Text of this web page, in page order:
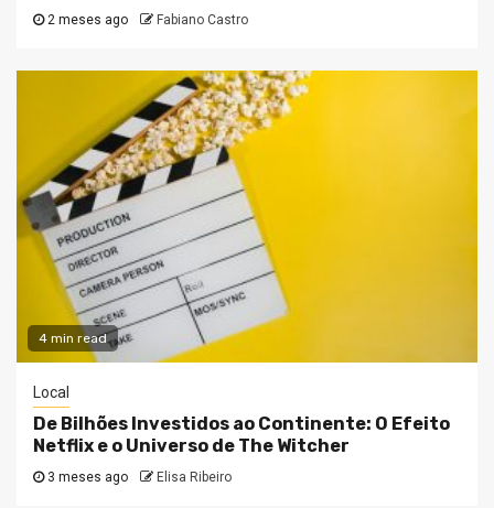
2 meses ago Fabiano Castro
4 min read
Local
De Bilhões Investidos ao Continente: O Efeito
Netflix e o Universo de The Witcher
3 meses ago Elisa Ribeiro